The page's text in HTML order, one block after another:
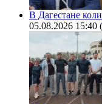
В Дагестане
05.08.2026 15:40